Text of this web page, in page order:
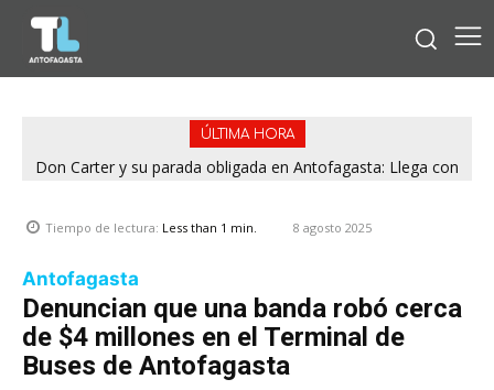
ÚLTIMA HORA
Don Carter y su parada obligada en Antofagasta: Llega con
Tiempo de lectura: Less than 1 min. 8 agosto 2025
Antofagasta
Denuncian que una banda robó cerca
de $4 millones en el Terminal de
Buses de Antofagasta